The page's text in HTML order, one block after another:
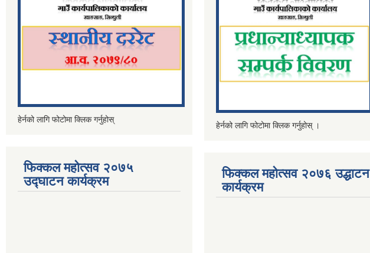
हेर्नको लागि फोटोमा क्लिक गर्नुहोस्
फिक्कल महोत्सव २०७५
उद्घाटन कार्यक्रम
हेर्नको लागि फोटोमा क्लिक गर्नुहोस् ।
फिक्कल महोत्सव २०७६ उद्धाटन
कार्यक्रम